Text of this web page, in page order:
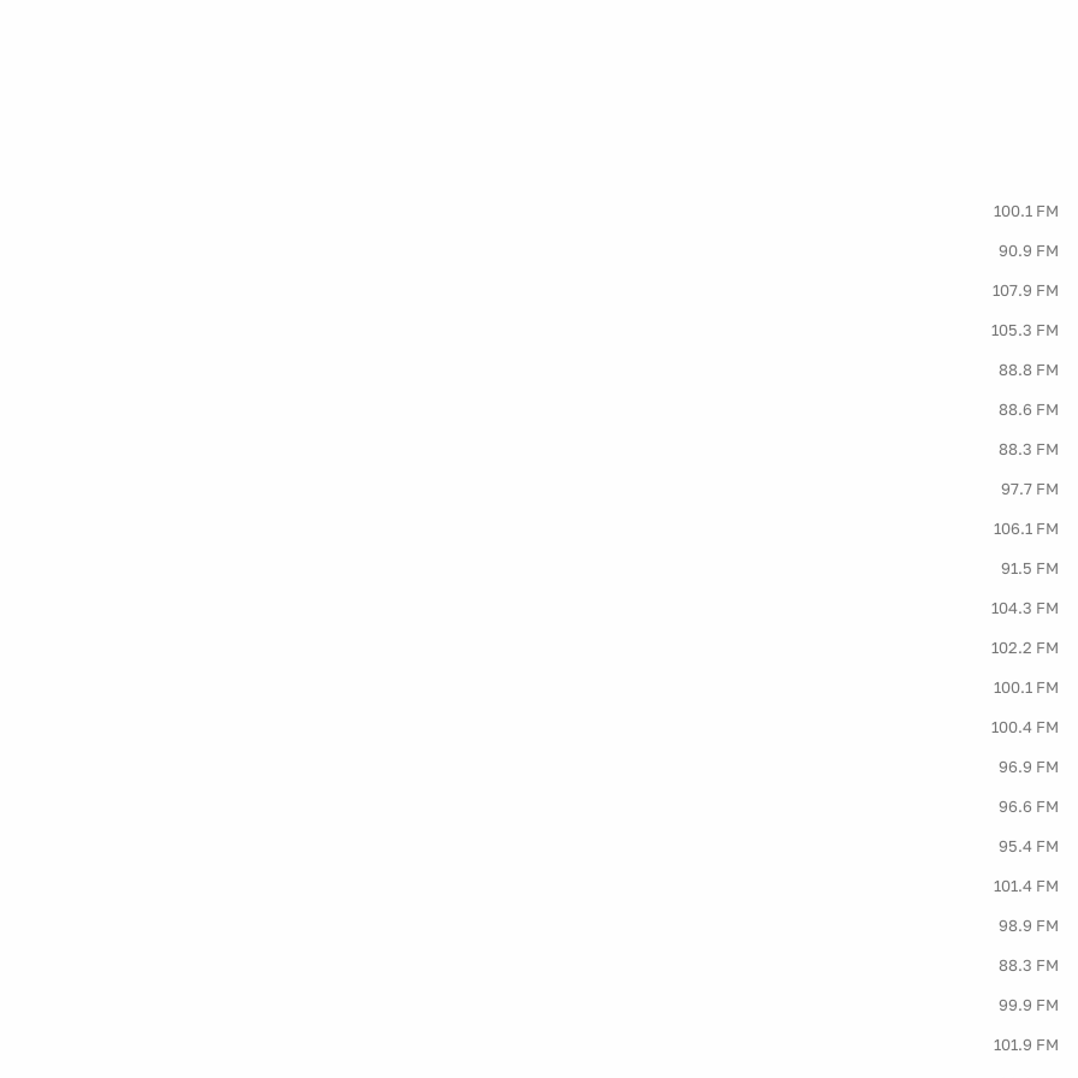
100.1 FM
90.9 FM
107.9 FM
105.3 FM
88.8 FM
88.6 FM
88.3 FM
97.7 FM
106.1 FM
91.5 FM
104.3 FM
102.2 FM
100.1 FM
100.4 FM
96.9 FM
96.6 FM
95.4 FM
101.4 FM
98.9 FM
88.3 FM
99.9 FM
101.9 FM